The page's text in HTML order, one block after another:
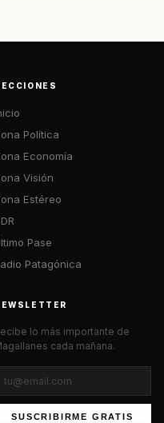
Política
Economía
Visión
Estéreo
Pase
Patagónica
lo más importante de
cada mañana.
SUSCRIBIRME GRATIS